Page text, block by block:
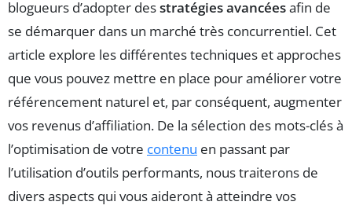
blogueurs d’adopter desstratégies avancéesafin de
se démarquer dans un marché très concurrentiel. Cet
article explore les différentes techniques et approches
que vous pouvez mettre en place pour améliorer votre
référencement naturel et, par conséquent, augmenter
vos revenus d’affiliation. De la sélection des mots-clés à
l’optimisation de votre contenu en passant par
l’utilisation d’outils performants, nous traiterons de
divers aspects qui vous aideront à atteindre vos